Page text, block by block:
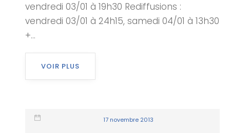
vendredi 03/01 à 19h30 Rediffusions :
vendredi 03/01 à 24h15, samedi 04/01 à 13h30
+...
VOIR PLUS
17 novembre 2013